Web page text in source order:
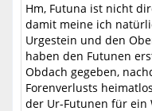
Hm, Futuna ist nicht
damit meine ich
Urgestein und den
haben den Futunen
Obdach gegeben,
Forenverlusts
der Ur-Futunen für ein